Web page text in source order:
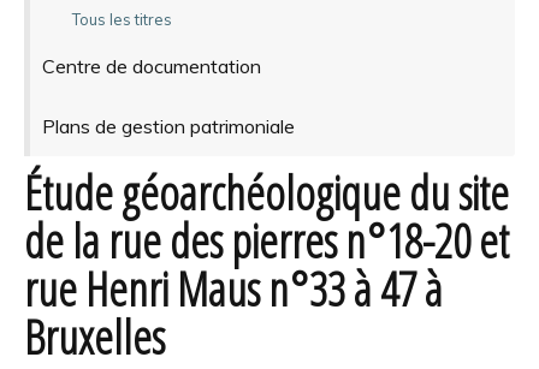
Tous les titres
Centre de documentation
Plans de gestion patrimoniale
Étude géoarchéologique du site
de la rue des pierres n°18-20 et
rue Henri Maus n°33 à 47 à
Bruxelles